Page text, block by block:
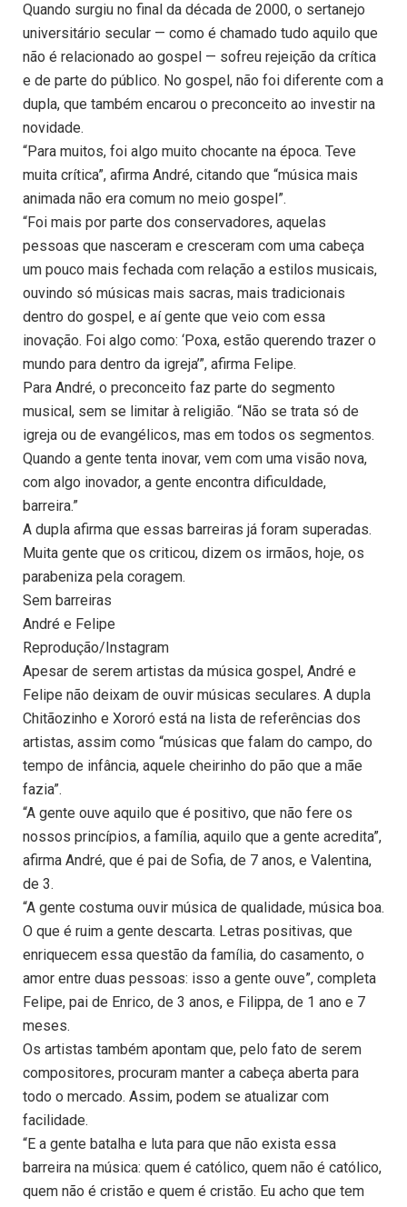
Quando surgiu no final da década de 2000, o sertanejo
universitário secular — como é chamado tudo aquilo que
não é relacionado ao gospel — sofreu rejeição da crítica
e de parte do público. No gospel, não foi diferente com a
dupla, que também encarou o preconceito ao investir na
novidade.
“Para muitos, foi algo muito chocante na época. Teve
muita crítica”, afirma André, citando que “música mais
animada não era comum no meio gospel”.
“Foi mais por parte dos conservadores, aquelas
pessoas que nasceram e cresceram com uma cabeça
um pouco mais fechada com relação a estilos musicais,
ouvindo só músicas mais sacras, mais tradicionais
dentro do gospel, e aí gente que veio com essa
inovação. Foi algo como: ‘Poxa, estão querendo trazer o
mundo para dentro da igreja’”, afirma Felipe.
Para André, o preconceito faz parte do segmento
musical, sem se limitar à religião. “Não se trata só de
igreja ou de evangélicos, mas em todos os segmentos.
Quando a gente tenta inovar, vem com uma visão nova,
com algo inovador, a gente encontra dificuldade,
barreira.”
A dupla afirma que essas barreiras já foram superadas.
Muita gente que os criticou, dizem os irmãos, hoje, os
parabeniza pela coragem.
Sem barreiras
André e Felipe
Reprodução/Instagram
Apesar de serem artistas da música gospel, André e
Felipe não deixam de ouvir músicas seculares. A dupla
Chitãozinho e Xororó está na lista de referências dos
artistas, assim como “músicas que falam do campo, do
tempo de infância, aquele cheirinho do pão que a mãe
fazia”.
“A gente ouve aquilo que é positivo, que não fere os
nossos princípios, a família, aquilo que a gente acredita”,
afirma André, que é pai de Sofia, de 7 anos, e Valentina,
de 3.
“A gente costuma ouvir música de qualidade, música boa.
O que é ruim a gente descarta. Letras positivas, que
enriquecem essa questão da família, do casamento, o
amor entre duas pessoas: isso a gente ouve”, completa
Felipe, pai de Enrico, de 3 anos, e Filippa, de 1 ano e 7
meses.
Os artistas também apontam que, pelo fato de serem
compositores, procuram manter a cabeça aberta para
todo o mercado. Assim, podem se atualizar com
facilidade.
“E a gente batalha e luta para que não exista essa
barreira na música: quem é católico, quem não é católico,
quem não é cristão e quem é cristão. Eu acho que tem